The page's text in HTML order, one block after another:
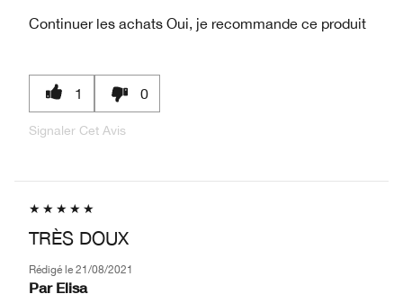
Continuer les achats Oui, je recommande ce produit
1 0
Signaler Cet Avis
TRÈS DOUX
Rédigé le 21/08/2021
Par Elisa